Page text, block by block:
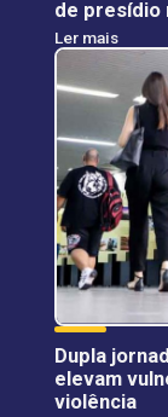
de presídio
Ler mais
Dupla
elevam
violência